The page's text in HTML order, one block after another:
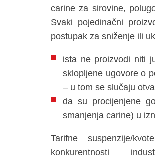
carine za sirovine,
Svaki pojedinačni
postupak za sniženje ili
ista ne proizvodi niti
sklopljene ugovore o
– u tom se slučaju
da su procijenjene
smanjenja carine) u
Tarifne suspenzije/
konkurentnosti